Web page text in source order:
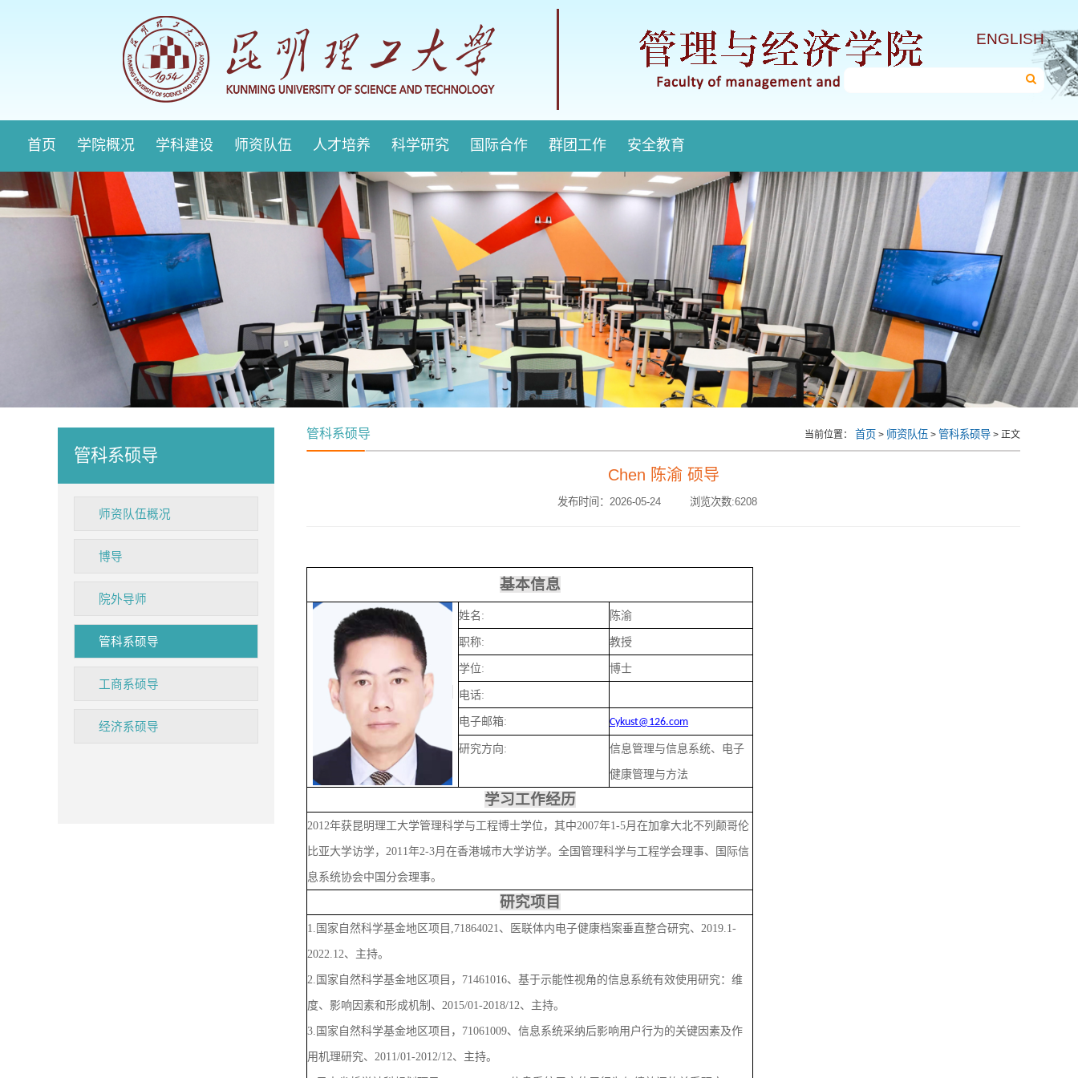
ENGLISH
首页 学院概况 学科建设 师资队伍 人才培养 科学研究 国际合作 群团工作 安全教育
管科系硕导
师资队伍概况
博导
院外导师
管科系硕导
工商系硕导
经济系硕导
管科系硕导 当前位置： 首页 > 师资队伍 > 管科系硕导 > 正文
Chen 陈渝 硕导
发布时间：2026-05-24 浏览次数:6208
基本信息
姓名: 陈渝
职称: 教授
学位: 博士
电话:
电子邮箱: Cykust@126.com
研究方向: 信息管理与信息系统、电子
健康管理与方法
学习工作经历
2012年获昆明理工大学管理科学与工程博士学位，其中2007年1-5月在加拿大北不列颠哥伦
比亚大学访学，2011年2-3月在香港城市大学访学。全国管理科学与工程学会理事、国际信
息系统协会中国分会理事。
研究项目
1.国家自然科学基金地区项目,71864021、 医联体内电子健康档案垂直整合研究、2019.1-
2022.12、主持。
2.国家自然科学基金地区项目，71461016、 基于示能性视角的信息系统有效使用研究：维
度、影响因素和形成机制、2015/01-2018/12、主持。
3.国家自然科学基金地区项目，71061009、信息系统采纳后影响用户行为的关键因素及作
用机理研究、2011/01-2012/12、主持。